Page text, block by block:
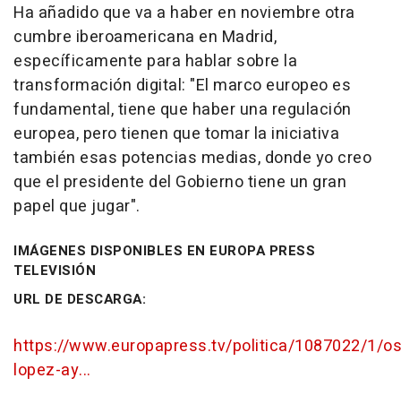
Ha añadido que va a haber en noviembre otra
cumbre iberoamericana en Madrid,
específicamente para hablar sobre la
transformación digital: "El marco europeo es
fundamental, tiene que haber una regulación
europea, pero tienen que tomar la iniciativa
también esas potencias medias, donde yo creo
que el presidente del Gobierno tiene un gran
papel que jugar".
IMÁGENES DISPONIBLES EN EUROPA PRESS
TELEVISIÓN
URL DE DESCARGA:
https://www.europapress.tv/politica/1087022/1/
lopez-ay...